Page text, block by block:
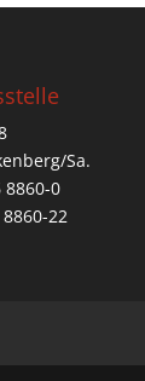
Sa.
8860-0
22